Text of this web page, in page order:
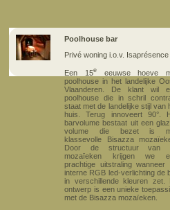
Poolhouse bar
Privé woning i.o.v. Isaprésence
Een 15eeeuwse hoeve
poolhouse in het landelijke
Vlaanderen. De klant wil
poolhouse die in schril
staat met de landelijke stijl van
huis. Terug innoveert 90°.
barvolume bestaat uit een
volume die bezet is
klassevolle Bisazza
Door de structuur van
mozaïeken krijgen we
prachtige uitstraling wanneer
interne RGB led-verlichting de
in verschillende kleuren zet.
ontwerp is een unieke
met de Bisazza mozaïeken.